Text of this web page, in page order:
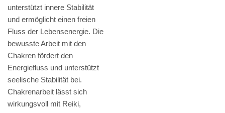
unterstützt innere Stabilität
und ermöglicht einen freien
Fluss der Lebensenergie. Die
bewusste Arbeit mit den
Chakren fördert den
Energiefluss und unterstützt
seelische Stabilität bei.
Chakrenarbeit lässt sich
wirkungsvoll mit Reiki,